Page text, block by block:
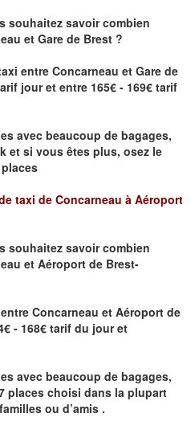
souhaitez savoircombien
et Gare de Brest ?
entre Concarneau et Gare de
jour et entre 165€ - 169€ tarif
avec beaucoup de bagages,
et si vous êtes plus, osez le
taxi de Concarneau à Aéroport
souhaitez savoircombien
et Aéroport de Brest-
Concarneau et Aéroport de
- 168€ tarif du jour et
avec beaucoup de bagages,
places choisi dans la plupart
ou d’amis .